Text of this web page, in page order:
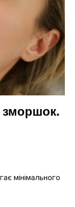
зморшок.
мінімального